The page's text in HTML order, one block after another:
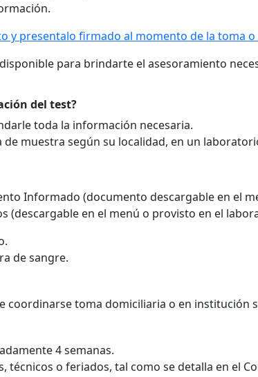
y presentalo firmado al momento de la toma o
para brindarte el asesoramiento
del test?
toda la información necesaria.
muestra según su localidad, en un
Informado (documento descargable en el
(descargable en el menú o provisto en el
de sangre.
coordinarse toma domiciliaria o en institución
4 semanas.
técnicos o feriados, tal como se detalla en el